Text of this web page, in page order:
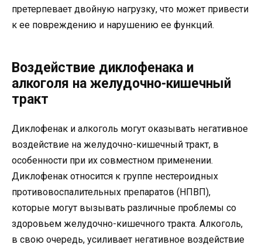
претерпевает двойную нагрузку, что может привести
к ее повреждению и нарушению ее функций.
Воздействие диклофенака и
алкоголя на желудочно-кишечный
тракт
Диклофенак и алкоголь могут оказывать негативное
воздействие на желудочно-кишечный тракт, в
особенности при их совместном применении.
Диклофенак относится к группе нестероидных
противовоспалительных препаратов (НПВП),
которые могут вызывать различные проблемы со
здоровьем желудочно-кишечного тракта. Алкоголь,
в свою очередь, усиливает негативное воздействие